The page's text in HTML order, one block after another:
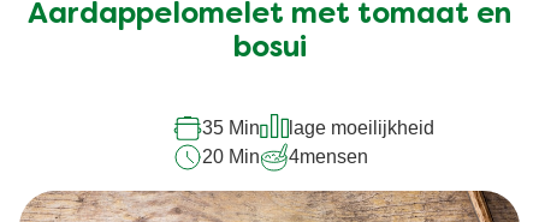
voor
deze
Aardappelomelet met tomaat en
bosui
35 Min
lage moeilijkheid
20 Min
4mensen